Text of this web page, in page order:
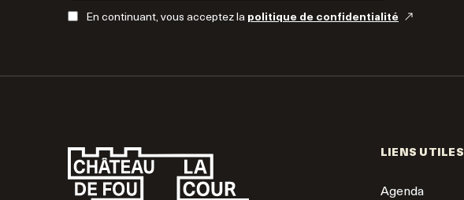
En continuant, vous acceptez la politique de confidentialité
LIENS UTILES
Agenda